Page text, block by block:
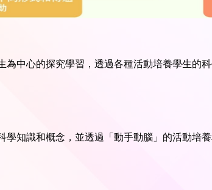
為中心的探究學習，透過各種活動培養學生的
學知識和概念，並透過「動手動腦」的活動培